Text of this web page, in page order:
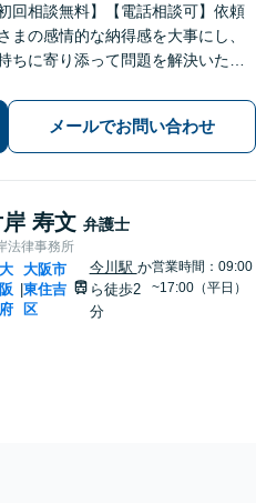
初回相談無料】【電話相談可】依頼
まの感情的な納得感を大事にし、
ちに寄り添って問題を解決いたし
、秘密厳守を徹底」子の監護が関わ
複雑なケースも対応【完全個室対
【子連れ相談可】【休日・夜間相
】
メールでお問い合わせ
岸 寿文 弁護士
法律事務所
大
阪
府
大阪市
東住吉
区
今川駅 か
ら徒歩2
分
営業時間：09:00
~17:00（平日）